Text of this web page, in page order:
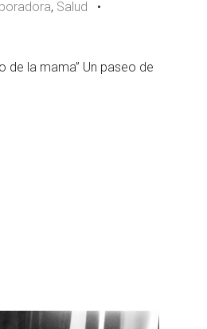
, Salud •
de la mama” Un paseo de